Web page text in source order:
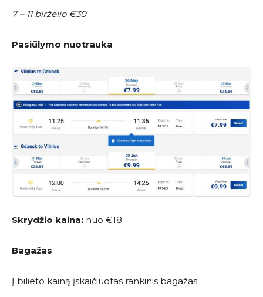
7 – 11 birželio €30
Pasiūlymo nuotrauka
Skrydžio kaina: nuo €18
Bagažas
Į bilieto kainą įskaičiuotas rankinis bagažas.